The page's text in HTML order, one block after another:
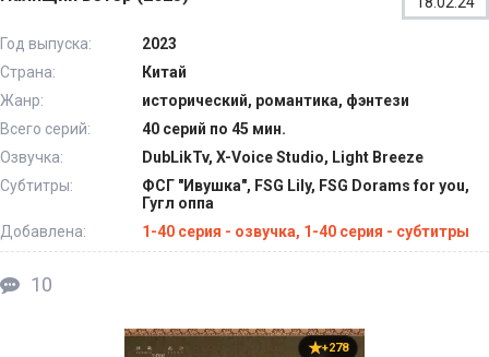
Год выпуска:
2023
Страна:
Китай
Жанр:
исторический, романтика, фэнтези
Всего серий:
40 серий по 45 мин.
Озвучка:
DubLikTv, X-Voice Studio, Light Breeze
Субтитры:
ФСГ "Ивушка", FSG Lily, FSG Dorams for you,
Гугл оппа
Добавлена:
1-40 серия - озвучка, 1-40 серия - субтитры
10
+278